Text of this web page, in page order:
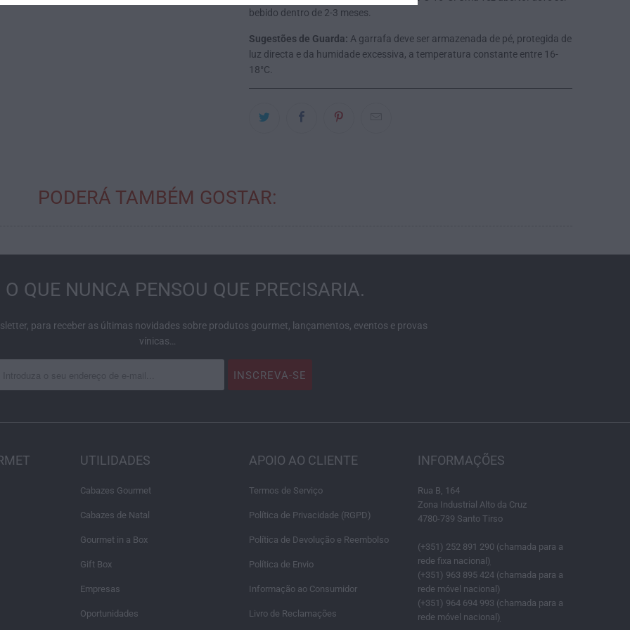
bebido dentro de 2-3 meses.
Sugestões de Guarda: A garrafa deve ser armazenada de pé, protegida de
luz directa e da humidade excessiva, a temperatura constante entre 16-
18°C.
PODERÁ TAMBÉM GOSTAR:
QUE NUNCA PENSOU QUE PRECISARIA.
para receber as últimas novidades sobre produtos gourmet, lançamentos, eventos e provas
vínicas…
UTILIDADES
Cabazes Gourmet
Cabazes de Natal
Gourmet in a Box
Gift Box
Empresas
Oportunidades
APOIO AO CLIENTE
Termos de Serviço
Política de Privacidade (RGPD)
Política de Devolução e Reembolso
Política de Envio
Informação ao Consumidor
Livro de Reclamações
INFORMAÇÕES
Rua B, 164
Zona Industrial Alto da Cruz
4780-739 Santo Tirso
(+351) 252 891 290 (chamada para a
rede fixa nacional )
(+351) 963 895 424 (chamada para a
rede móvel nacional)
(+351) 964 694 993 (chamada para a
rede móvel nacional )